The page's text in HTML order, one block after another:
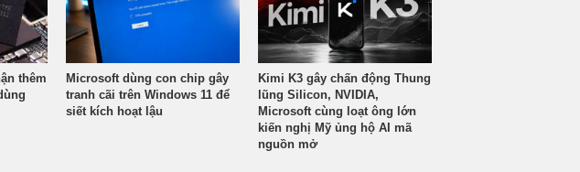
thêm
Microsoft dùng con chip gây
tranh cãi trên Windows 11 để
siết kích hoạt lậu
Kimi K3 gây chấn động Thung
lũng Silicon, NVIDIA,
Microsoft cùng loạt ông lớn
kiến nghị Mỹ ủng hộ AI mã
nguồn mở